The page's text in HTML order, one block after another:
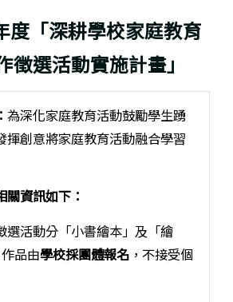
度「深耕學校家庭教育
徵選活動實施計畫」
為深化家庭教育活動鼓勵學生踴
揮創意將家庭教育活動融合學習
關資訊如下：
選活動分「小書繪本」及「繪
品由學校採團體報名，不接受個